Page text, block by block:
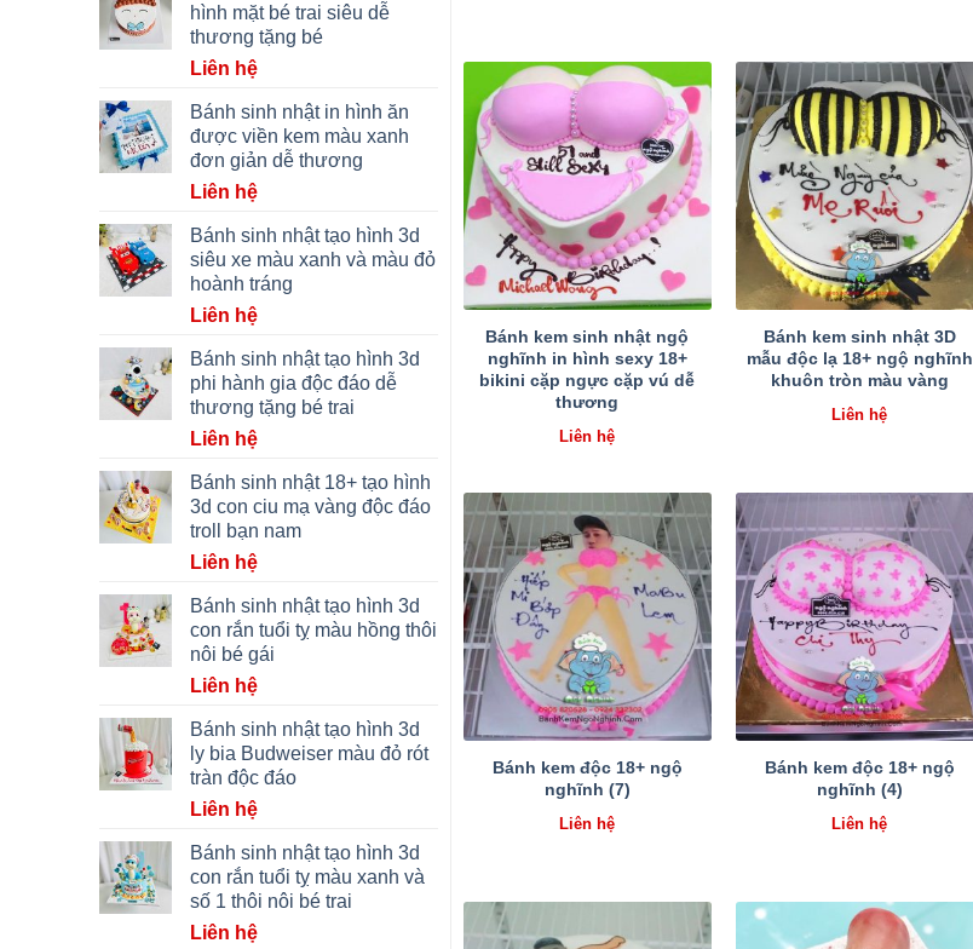
hình mặt bé trai siêu dễ
thương tặng bé
Liên hệ
Bánh sinh nhật in hình ăn
được viền kem màu xanh
đơn giản dễ thương
Liên hệ
Bánh sinh nhật tạo hình 3d
siêu xe màu xanh và màu đỏ
hoành tráng
Liên hệ
Bánh sinh nhật tạo hình 3d
phi hành gia độc đáo dễ
thương tặng bé trai
Liên hệ
Bánh sinh nhật 18+ tạo hình
3d con ciu mạ vàng độc đáo
troll bạn nam
Liên hệ
Bánh sinh nhật tạo hình 3d
con rắn tuổi tỵ màu hồng thôi
nôi bé gái
Liên hệ
Bánh sinh nhật tạo hình 3d
ly bia Budweiser màu đỏ rót
tràn độc đáo
Liên hệ
Bánh sinh nhật tạo hình 3d
con rắn tuổi tỵ màu xanh và
số 1 thôi nôi bé trai
Liên hệ
Bánh kem sinh nhật ngộ
nghĩnh in hình sexy 18+
bikini cặp ngực cặp vú dễ
thương
Liên hệ
Bánh kem sinh nhật 3D
mẫu độc lạ 18+ ngộ nghĩnh
khuôn tròn màu vàng
Liên hệ
Bánh kem độc 18+ ngộ
nghĩnh (7)
Liên hệ
Bánh kem độc 18+ ngộ
nghĩnh (4)
Liên hệ